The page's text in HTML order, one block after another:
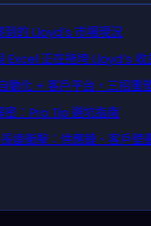
的 Lloyd’s 市場現況
Excel 正在拖垮 Lloyd’s 收
動化 + 客戶平台，三招重
密：Pro Tip 避坑指南
遠衝擊：供應鏈、客戶壁